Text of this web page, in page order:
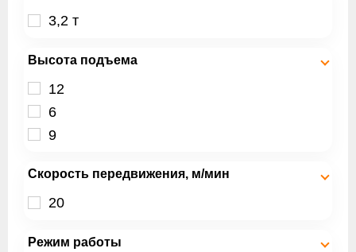
3,2 т
Высота подъема
12
6
9
Скорость передвижения, м/мин
20
Режим работы